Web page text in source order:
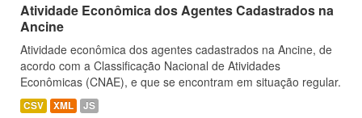
Atividade Econômica dos Agentes Cadastrados na
Ancine
Atividade econômica dos agentes cadastrados na Ancine, de
acordo com a Classificação Nacional de Atividades
Econômicas (CNAE), e que se encontram em situação regular.
CSV XML JS